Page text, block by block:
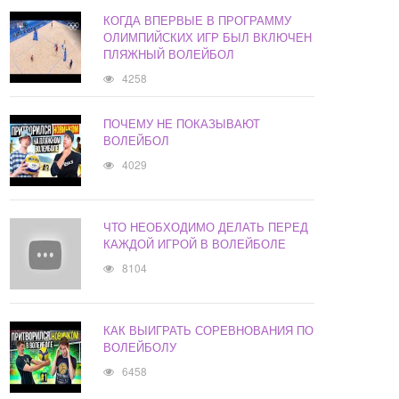
КОГДА ВПЕРВЫЕ В ПРОГРАММУ
ОЛИМПИЙСКИХ ИГР БЫЛ ВКЛЮЧЕН
ПЛЯЖНЫЙ ВОЛЕЙБОЛ
4258
ПОЧЕМУ НЕ ПОКАЗЫВАЮТ
ВОЛЕЙБОЛ
4029
ЧТО НЕОБХОДИМО ДЕЛАТЬ ПЕРЕД
КАЖДОЙ ИГРОЙ В ВОЛЕЙБОЛЕ
8104
КАК ВЫИГРАТЬ СОРЕВНОВАНИЯ ПО
ВОЛЕЙБОЛУ
6458